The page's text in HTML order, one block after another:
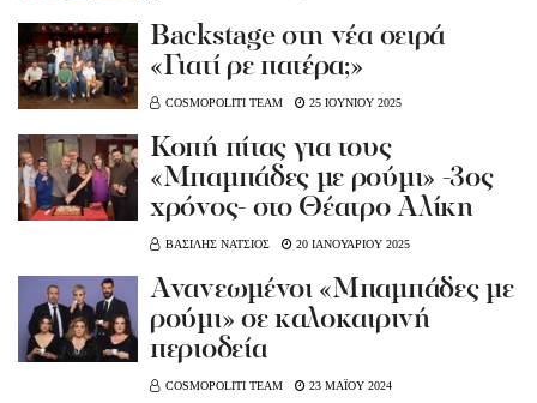
Backstage στη νέα σειρά
«Γιατί ρε πατέρα;»
COSMOPOLITI TEAM 25 ΙΟΥΝΙΟΥ 2025
Κοπή πίτας για τους
«Μπαμπάδες με ρούμι» -3ος
χρόνος- στο Θέατρο Αλίκη
ΒΑΣΙΛΗΣ ΝΑΤΣΙΟΣ 20 ΙΑΝΟΥΑΡΙΟΥ 2025
Ανανεωμένοι «Μπαμπάδες με
ρούμι» σε καλοκαιρινή
περιοδεία
COSMOPOLITI TEAM 23 ΜΑΪΟΥ 2024